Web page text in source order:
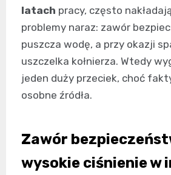
latach pracy, często
problemy naraz: zawór
puszcza wodę, a przy okazji
uszczelka kołnierza. Wtedy
jeden duży przeciek, choć
osobne źródła.
Zawór
wysokie ciśnienie w